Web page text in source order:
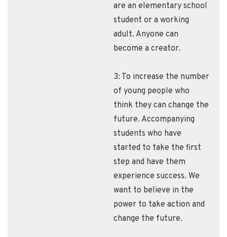
are an elementary school
student or a working
adult. Anyone can
become a creator.
3: To increase the number
of young people who
think they can change the
future. Accompanying
students who have
started to take the first
step and have them
experience success. We
want to believe in the
power to take action and
change the future.